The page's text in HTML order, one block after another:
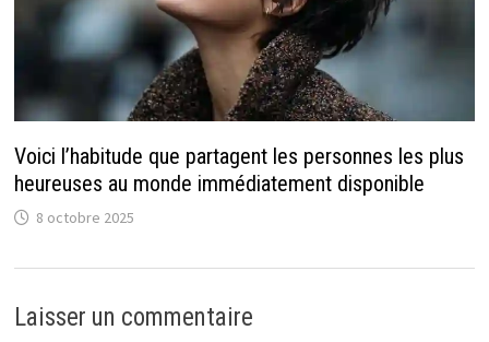
Voici l’habitude que partagent les personnes les plus
heureuses au monde immédiatement disponible
8 octobre 2025
Laisser un commentaire